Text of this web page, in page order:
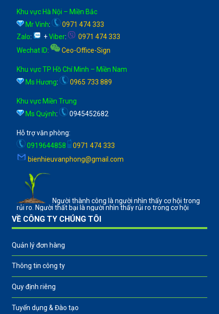
Khu vực Hà Nội – Miền Bắc
Mr Vinh:
0971 474 333
Zalo: +Viber:
0971 474 333
Wechat ID: Ceo-Office-Sign
Khu vực TP Hồ Chí Minh – Miền Nam
Ms Hương: 0965 733 889
Khu vực Miền Trung
Ms Quỳnh: 0945452682
Hỗ trợ văn phòng:
0919644858
0971 474 333
bienhieuvanphong@gmail.com
Người thành công là người nhìn thấy cơ hội trong
rủi ro. Người thất bại là người nhìn thấy rủi ro trong cơ hội
VỀ CÔNG TY CHÚNG TÔI
Quản lý đơn hàng
Thông tin công ty
Quy định riêng
Tuyển dụng & Đào tạo